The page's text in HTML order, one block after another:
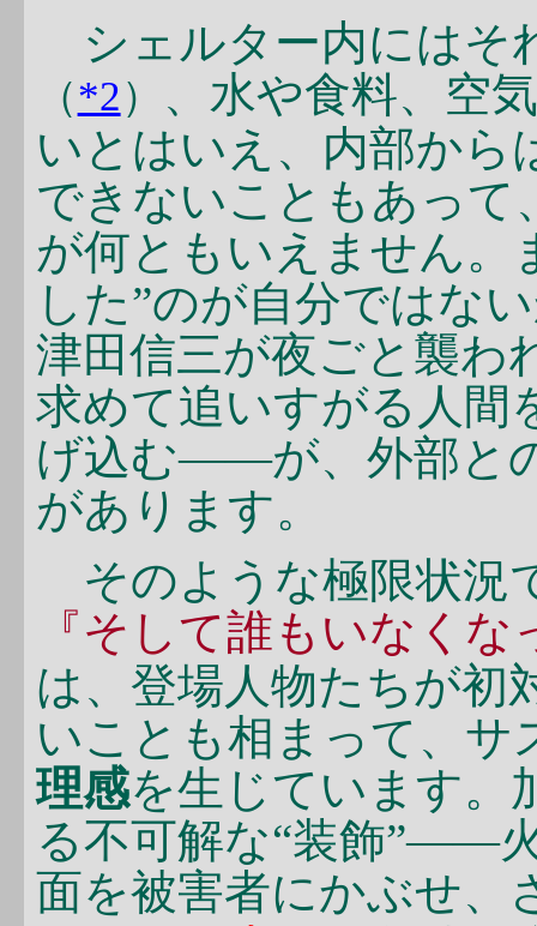
シェルター内にはそ
（*2）
、水や食料、空
いとはいえ、内部から
できないこともあって
が何ともいえません。
した”のが自分ではな
津田信三が夜ごと襲わ
求めて追いすがる人間
げ込む――が、外部と
があります。
そのような極限状況
『そして誰もいなくな
は、登場人物たちが初
いことも相まって、サ
理感を生じています。
る不可解な“装飾”――
面を被害者にかぶせ、